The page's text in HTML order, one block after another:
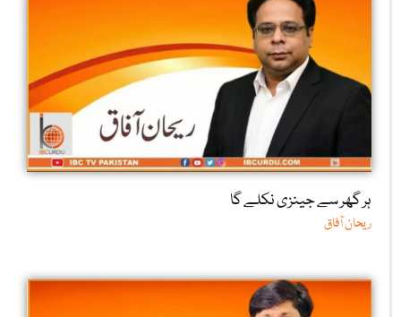
ہر گھر سے جینزی نکلے گا
ریحان آفاق